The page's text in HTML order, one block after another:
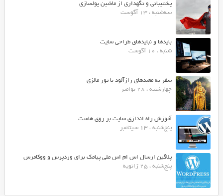
پشتیبانی و نگهداری از ماشین پولسازی
سه‌شنبه ، 13 آگوست
بایدها و نبایدهای طراحی سایت
شنبه ، 10 آگوست
سفر به معبدهای رازآلود با تور مالزی
چهارشنبه ، 28 نوامبر
آموزش راه اندازی سایت بر روی هاست
پنج‌شنبه ، 13 سپتامبر
پلاگین ارسال اس ام اس ملی پیامک برای وردپرس و ووکامرس
پنج‌شنبه ، 25 ژانویه